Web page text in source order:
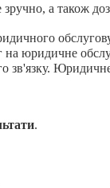
зручно, а також
на юридичне
зв'язку.
.